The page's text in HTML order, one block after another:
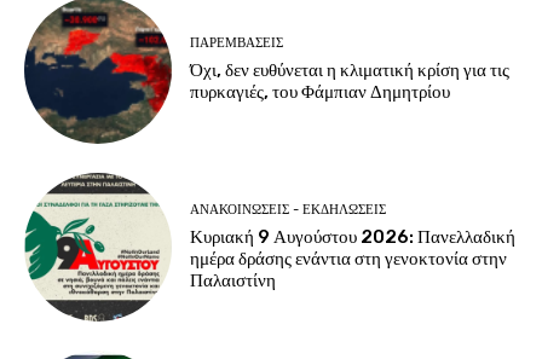
ΠΑΡΕΜΒΑΣΕΙΣ
Όχι, δεν ευθύνεται η κλιματική κρίση για τις
πυρκαγιές, του Φάμπιαν Δημητρίου
ΑΝΑΚΟΙΝΩΣΕΙΣ - ΕΚΔΗΛΩΣΕΙΣ
Κυριακή 9 Αυγούστου 2026: Πανελλαδική
ημέρα δράσης ενάντια στη γενοκτονία στην
Παλαιστίνη